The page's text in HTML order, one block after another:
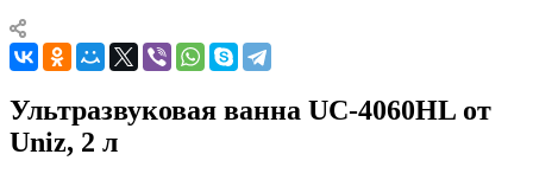
Ультразвуковая ванна UC-4060HL от
Uniz, 2 л